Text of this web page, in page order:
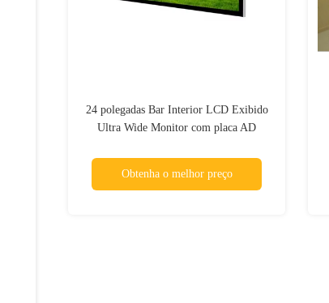
24 polegadas Bar Interior LCD Exibido
Ultra Wide Monitor com placa AD
Obtenha o melhor preço